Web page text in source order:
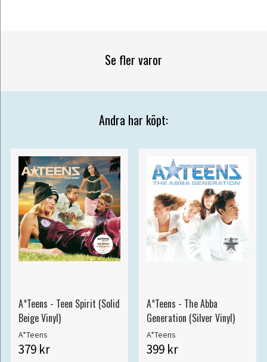
Se fler varor
Andra har köpt:
A*Teens - Teen Spirit (Solid
Beige Vinyl)
A*Teens
379 kr
A*Teens - The Abba
Generation (Silver Vinyl)
A*Teens
399 kr